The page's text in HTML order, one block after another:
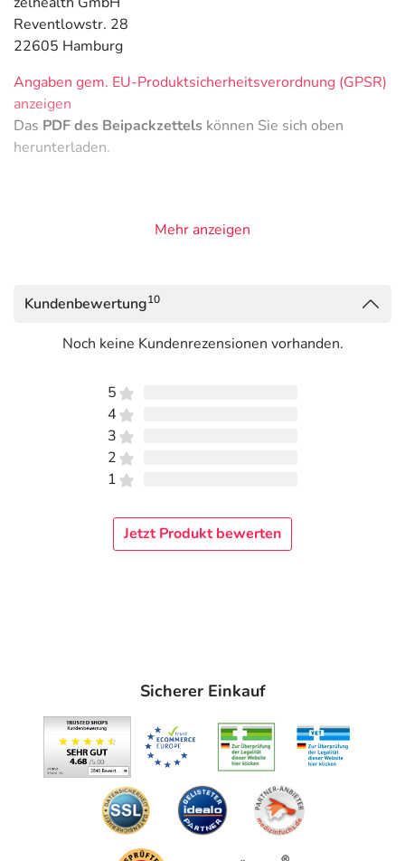
Reventlowstr. 28
22605 Hamburg
Angaben gem. EU-Produktsicherheitsverordnung (GPSR)
anzeigen
Das PDF des Beipackzettels können Sie sich oben
herunterladen.
Mehr anzeigen
Kundenbewertung10
Noch keine Kundenrezensionen vorhanden.
5
4
3
2
1
Jetzt Produkt bewerten
Sicherer Einkauf